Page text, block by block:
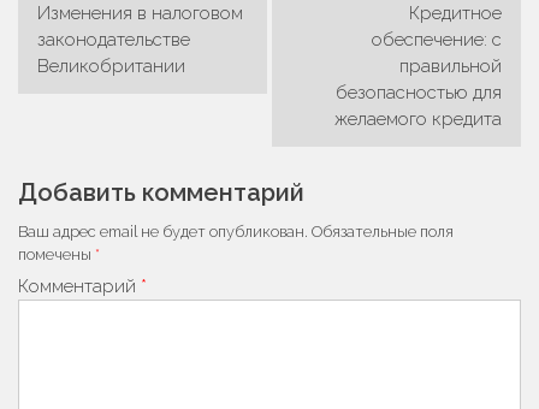
Навигация
по
Изменения в налоговом
законодательстве
Великобритании
Кредитное
обеспечение: с
правильной
безопасностью для
желаемого кредита
Добавить комментарий
Ваш адрес email не будет опубликован. Обязательные поля
помечены *
Комментарий *